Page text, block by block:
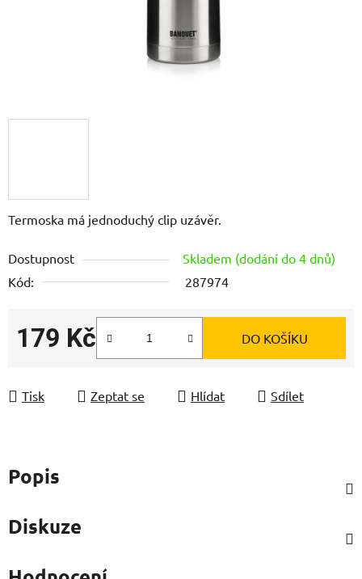
Termoska má jednoduchý clip uzávěr.
Dostupnost
Skladem (dodání do 4 dnů)
Kód:
287974
179 Kč DO KOŠÍKU
Tisk Zeptat se Hlídat Sdílet
Popis
Diskuze